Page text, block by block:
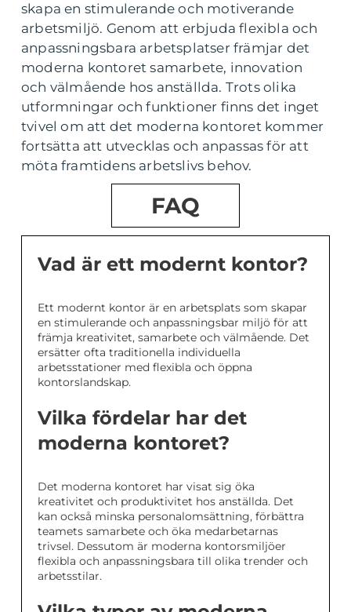
skapa en stimulerande och motiverande
arbetsmiljö. Genom att erbjuda flexibla och
anpassningsbara arbetsplatser främjar det
moderna kontoret samarbete, innovation
och välmående hos anställda. Trots olika
utformningar och funktioner finns det inget
tvivel om att det moderna kontoret kommer
fortsätta att utvecklas och anpassas för att
möta framtidens arbetslivs behov.
FAQ
Vad är ett modernt kontor?
Ett modernt kontor är en arbetsplats som skapar
en stimulerande och anpassningsbar miljö för att
främja kreativitet, samarbete och välmående. Det
ersätter ofta traditionella individuella
arbetsstationer med flexibla och öppna
kontorslandskap.
Vilka fördelar har det
moderna kontoret?
Det moderna kontoret har visat sig öka
kreativitet och produktivitet hos anställda. Det
kan också minska personalomsättning, förbättra
teamets samarbete och öka medarbetarnas
trivsel. Dessutom är moderna kontorsmiljöer
flexibla och anpassningsbara till olika trender och
arbetsstilar.